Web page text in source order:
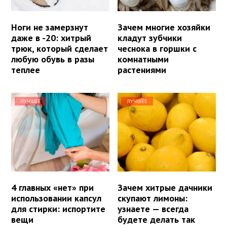
Ноги не замерзнут
даже в -20: хитрый
трюк, который сделает
любую обувь в разы
теплее
Зачем многие хозяйки
кладут зубчики
чеснока в горшки с
комнатными
растениями
ЛУЧШЕЕ
4 главных «нет» при
использовании капсул
для стирки: испортите
вещи
ЛУЧШЕЕ
Зачем хитрые дачники
скупают лимоны:
узнаете — всегда
будете делать так